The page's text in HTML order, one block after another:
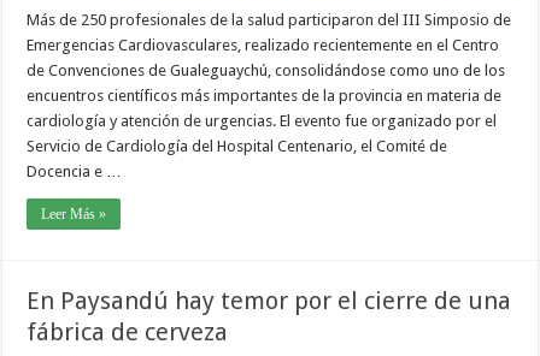
Más de 250 profesionales de la salud participaron del III Simposio de
Emergencias Cardiovasculares, realizado recientemente en el Centro
de Convenciones de Gualeguaychú, consolidándose como uno de los
encuentros científicos más importantes de la provincia en materia de
cardiología y atención de urgencias. El evento fue organizado por el
Servicio de Cardiología del Hospital Centenario, el Comité de
Docencia e …
Leer Más »
En Paysandú hay temor por el cierre de una
fábrica de cerveza